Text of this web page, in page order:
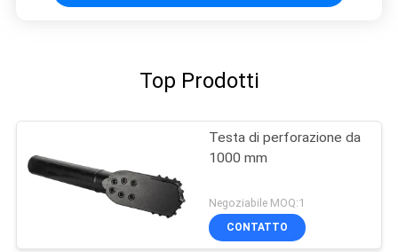
Top Prodotti
Testa di perforazione da
1000 mm
Negoziabile MOQ:1
CONTATTO